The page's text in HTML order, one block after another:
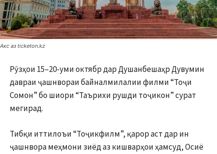
Акс аз ticketon.kz
Рӯзҳои 15–20-уми октябр дар Душанбешаҳр Дувумин
давраи ҷашнвораи байналмилалии филми “Тоҷи
Сомон” бо шиори “Таърихи рушди тоҷикон” сурат
мегирад.
Тибқи иттилоъи “Тоҷикфилм”, қарор аст дар ин
ҷашнвора меҳмони зиёд аз кишварҳои ҳамсуд, Осиё